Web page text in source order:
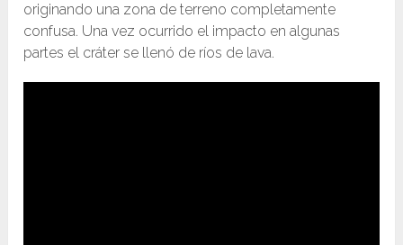
originando una zona de terreno completamente
confusa. Una vez ocurrido el impacto en algunas
partes el cráter se llenó de ríos de lava.